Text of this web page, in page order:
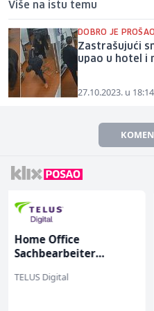
Više na istu temu
DOBRO JE
Zastrašujući
upao u hotel i
27.10.2023. u 18:14
Električar - Radnik na
tehničkom održavanju
Amko komerc